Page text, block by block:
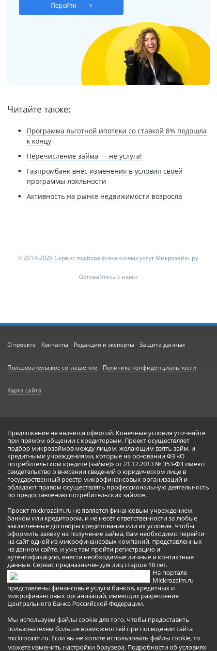
Перейти
Читайте также:
Программа льготной ипотеки со ставкой 8% подошла
к концу
Перечисление займа — не услуга!
Газпромбанк внес изменения в условия своей
программы лояльности
Активность на рынке недвижимости возросла
© 2014-2026 Сервис подбора финансовых услуг Микрозайм. ру.
Оставайтесь с нами:
О проекте Контакты Редакция и эксперты Защита данных
Пользовательское соглашение Политика конфиденциальности
Карта сайта
Предложение не является офертой. Конечные условия уточняйте
при прямом общении с кредиторами. Проект осуществляет
подбор микрозаймов между лицом, желающим взять займ, и
кредитными учреждениями, которые на основании ФЗ «О
потребительском кредите (займе)» от 21.12.2013 № 353-ФЗ имеют
свидетельство о внесении сведений о юридическом лице в
государственный реестр микрофинансовых организаций и
обладают правом осуществлять профессиональную деятельность
по предоставлению потребительских займов.
Проект mickrozaim.ru не является финансовым учреждением,
банком или кредитором, и не несёт ответственности за любые
заключенные договоры кредитования или их условия. Чтобы
оформить заявку на получение займа, Вам необходимо перейти
на сайт одной из микрофинансовых компаний, представленных
на данном сайте, и уже там пройти регистрацию и
аутентификацию, внести необходимые личные и контактные
данные. Сервис предназначен для лиц старше 18 лет.
На портале
Mickrozaim.ru
представлены финансовые услуги банков, кредитных и
микрофинансовых организаций, имеющих разрешение
Центрального Банка Российской Федерации.
Мы используем файлы cookie для того, чтобы предоставить
пользователям больше возможностей при посещении сайта
mickrozaim.ru. Если вы не хотите использовать файлы cookie, то
можете изменить настройки браузера. Подробности об условиях